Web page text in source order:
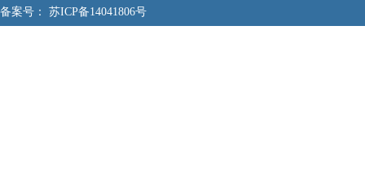
备案号： 苏ICP备14041806号